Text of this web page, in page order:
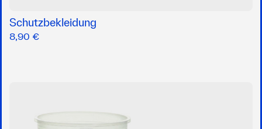
Schutzbekleidung
8,90 €